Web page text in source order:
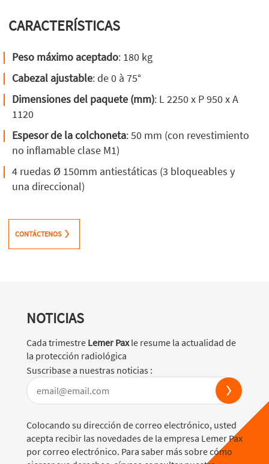
CARACTERÍSTICAS
Peso máximo aceptado: 180 kg
Cabezal ajustable: de 0 à 75°
Dimensiones del paquete (mm): L 2250 x P 950 x A
1120
Espesor de la colchoneta: 50 mm (con revestimiento
no inflamable clase M1)
4 ruedas Ø 150mm antiestáticas (3 bloqueables y
una direccional)
CONTÁCTENOS
NOTICIAS
Cada trimestre Lemer Paxle resume la actualidad de
la protección radiológica
Suscribase a nuestras noticias :
Colocando su dirección de correo electrónico, usted
acepta recibir las novedades de la empresa Lemer Pax
por correo electrónico. Para saber más sobre cómo